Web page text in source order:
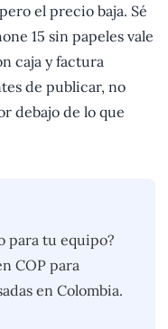
el precio baja. Sé
15 sin papeles vale
caja y factura
de publicar, no
debajo de lo que
para tu equipo?
COP para
en Colombia.